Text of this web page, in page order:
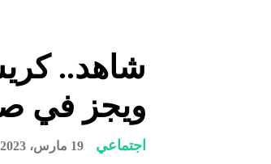
شاهد..
ويجز في
اجتماعي 19 مارس، 2023